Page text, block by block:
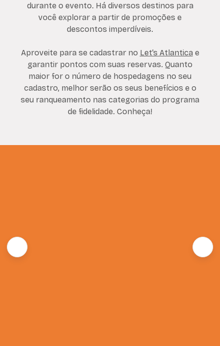
durante o evento. Há diversos destinos para
você explorar a partir de promoções e
descontos imperdíveis.
Aproveite para se cadastrar no Let’s Atlantica e
garantir pontos com suas reservas. Quanto
maior for o número de hospedagens no seu
cadastro, melhor serão os seus benefícios e o
seu ranqueamento nas categorias do programa
de fidelidade. Conheça!